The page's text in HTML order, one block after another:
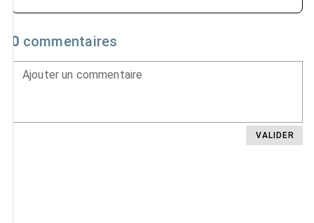
0 commentaires
Ajouter un commentaire
VALIDER